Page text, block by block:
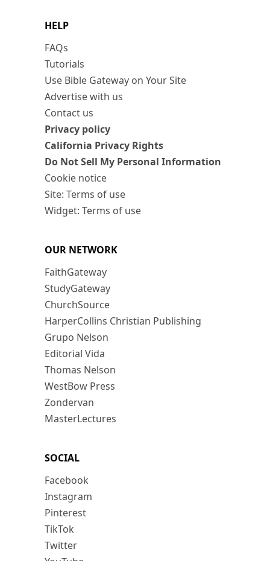
HELP
FAQs
Tutorials
Use Bible Gateway on Your Site
Advertise with us
Contact us
Privacy policy
California Privacy Rights
Do Not Sell My Personal Information
Cookie notice
Site: Terms of use
Widget: Terms of use
OUR NETWORK
FaithGateway
StudyGateway
ChurchSource
HarperCollins Christian Publishing
Grupo Nelson
Editorial Vida
Thomas Nelson
WestBow Press
Zondervan
MasterLectures
SOCIAL
Facebook
Instagram
Pinterest
TikTok
Twitter